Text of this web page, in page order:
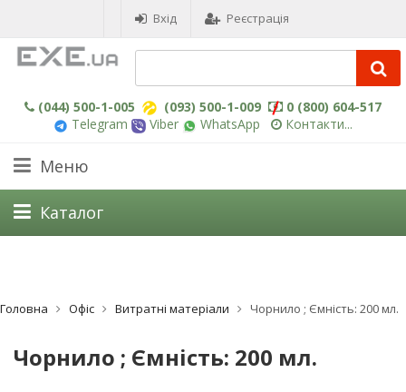
Вхід Реєстрація
(044) 500-1-005 (093) 500-1-009
0 (800) 604-517
Telegram
Viber WhatsApp Контакти...
Меню
Каталог
Головна Офіс Витратні матеріали Чорнило ; Ємність: 200 мл.
Чорнило ; Ємність: 200 мл.